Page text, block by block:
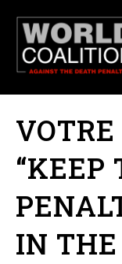
“KEEP
IN